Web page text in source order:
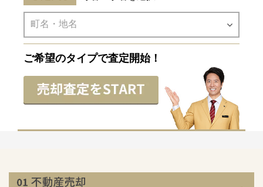
ご希望のタイプで査定開始！